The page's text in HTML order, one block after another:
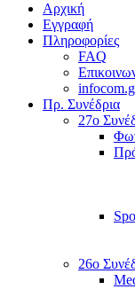
Αρχική
Εγγραφή
Πληροφορίες
FAQ
Πρ. Συνέδρια
27o
26o